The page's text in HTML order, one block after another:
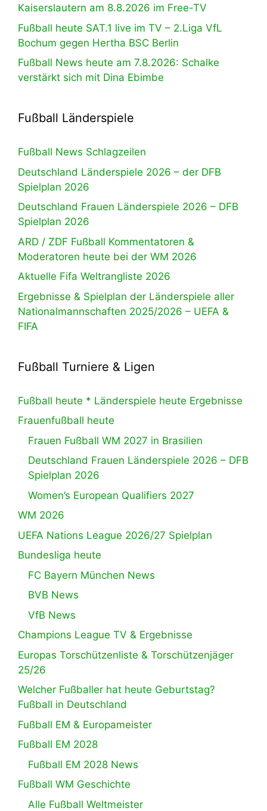
Kaiserslautern am 8.8.2026 im Free-TV
Fußball heute SAT.1 live im TV – 2.Liga VfL
Bochum gegen Hertha BSC Berlin
Fußball News heute am 7.8.2026: Schalke
verstärkt sich mit Dina Ebimbe
Fußball Länderspiele
Fußball News Schlagzeilen
Deutschland Länderspiele 2026 – der DFB
Spielplan 2026
Deutschland Frauen Länderspiele 2026 – DFB
Spielplan 2026
ARD / ZDF Fußball Kommentatoren &
Moderatoren heute bei der WM 2026
Aktuelle Fifa Weltrangliste 2026
Ergebnisse & Spielplan der Länderspiele aller
Nationalmannschaften 2025/2026 – UEFA &
FIFA
Fußball Turniere & Ligen
Fußball heute * Länderspiele heute Ergebnisse
Frauenfußball heute
Frauen Fußball WM 2027 in Brasilien
Deutschland Frauen Länderspiele 2026 – DFB
Spielplan 2026
Women’s European Qualifiers 2027
WM 2026
UEFA Nations League 2026/27 Spielplan
Bundesliga heute
FC Bayern München News
BVB News
VfB News
Champions League TV & Ergebnisse
Europas Torschützenliste & Torschützenjäger
25/26
Welcher Fußballer hat heute Geburtstag?
Fußball in Deutschland
Fußball EM & Europameister
Fußball EM 2028
Fußball EM 2028 News
Fußball WM Geschichte
Alle Fußball Weltmeister